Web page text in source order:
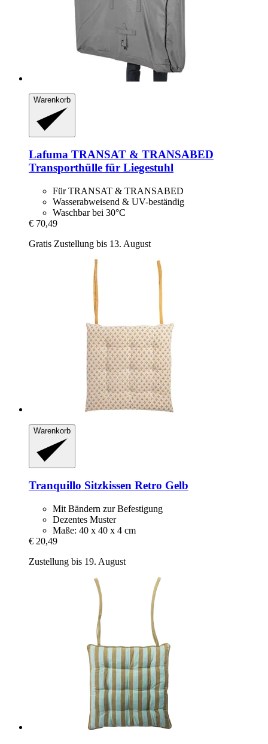
Warenkorb
Lafuma TRANSAT & TRANSABED
Transporthülle für Liegestuhl
Für TRANSAT & TRANSABED
Wasserabweisend & UV-beständig
Waschbar bei 30°C
€ 70,49
Gratis Zustellung bis 13. August
Warenkorb
Tranquillo Sitzkissen Retro Gelb
Mit Bändern zur Befestigung
Dezentes Muster
Maße: 40 x 40 x 4 cm
€ 20,49
Zustellung bis 19. August